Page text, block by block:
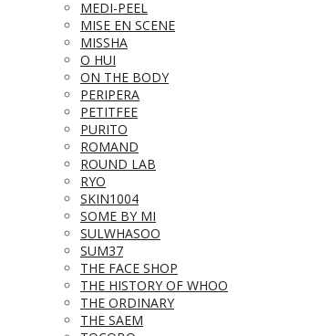
MEDI-PEEL
MISE EN SCENE
MISSHA
O HUI
ON THE BODY
PERIPERA
PETITFEE
PURITO
ROMAND
ROUND LAB
RYO
SKIN1004
SOME BY MI
SULWHASOO
SUM37
THE FACE SHOP
THE HISTORY OF WHOO
THE ORDINARY
THE SAEM